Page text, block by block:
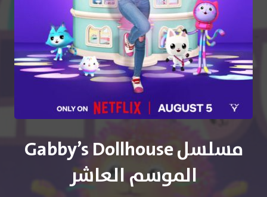
مسلسل Gabby’s Dollhouse
الموسم العاشر